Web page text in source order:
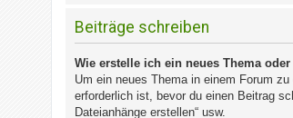
Beiträge schreiben
Wie erstelle ich ein neues Thema
Um ein neues Thema in einem Forum
erforderlich ist, bevor du einen Beitrag
Dateianhänge erstellen“ usw.